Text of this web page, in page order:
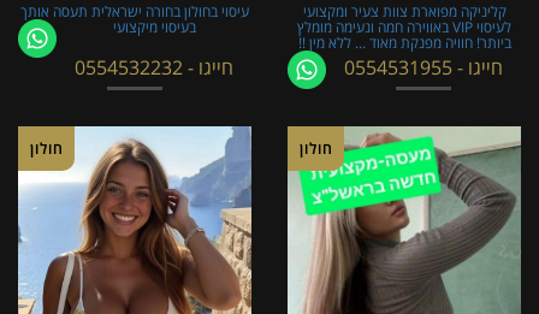
עיסוי בחולון בחורה ישראלית תעסה אותך
בעיסוי מיקצועי
חייגו - 0554532232
קליניקה מפוארת צוות צעיר ומקצועי
לעיסוי VIP באווירה חמה ונעימה מומלץ
ביותר! חוויה מפנקת מאוד ... ללא מין !!
חייגו - 0554531955
חולון חולון